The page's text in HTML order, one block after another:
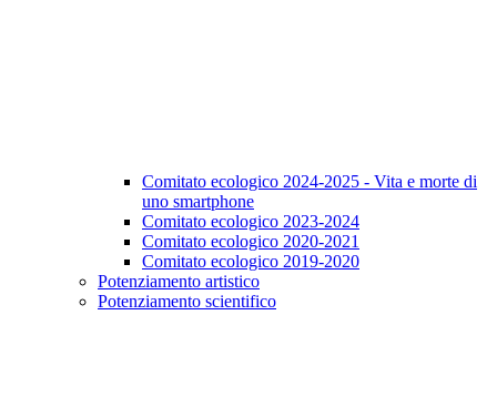
Comitato ecologico 2024-2025 - Vita e morte di
uno smartphone
Comitato ecologico 2023-2024
Comitato ecologico 2020-2021
Comitato ecologico 2019-2020
Potenziamento artistico
Potenziamento scientifico